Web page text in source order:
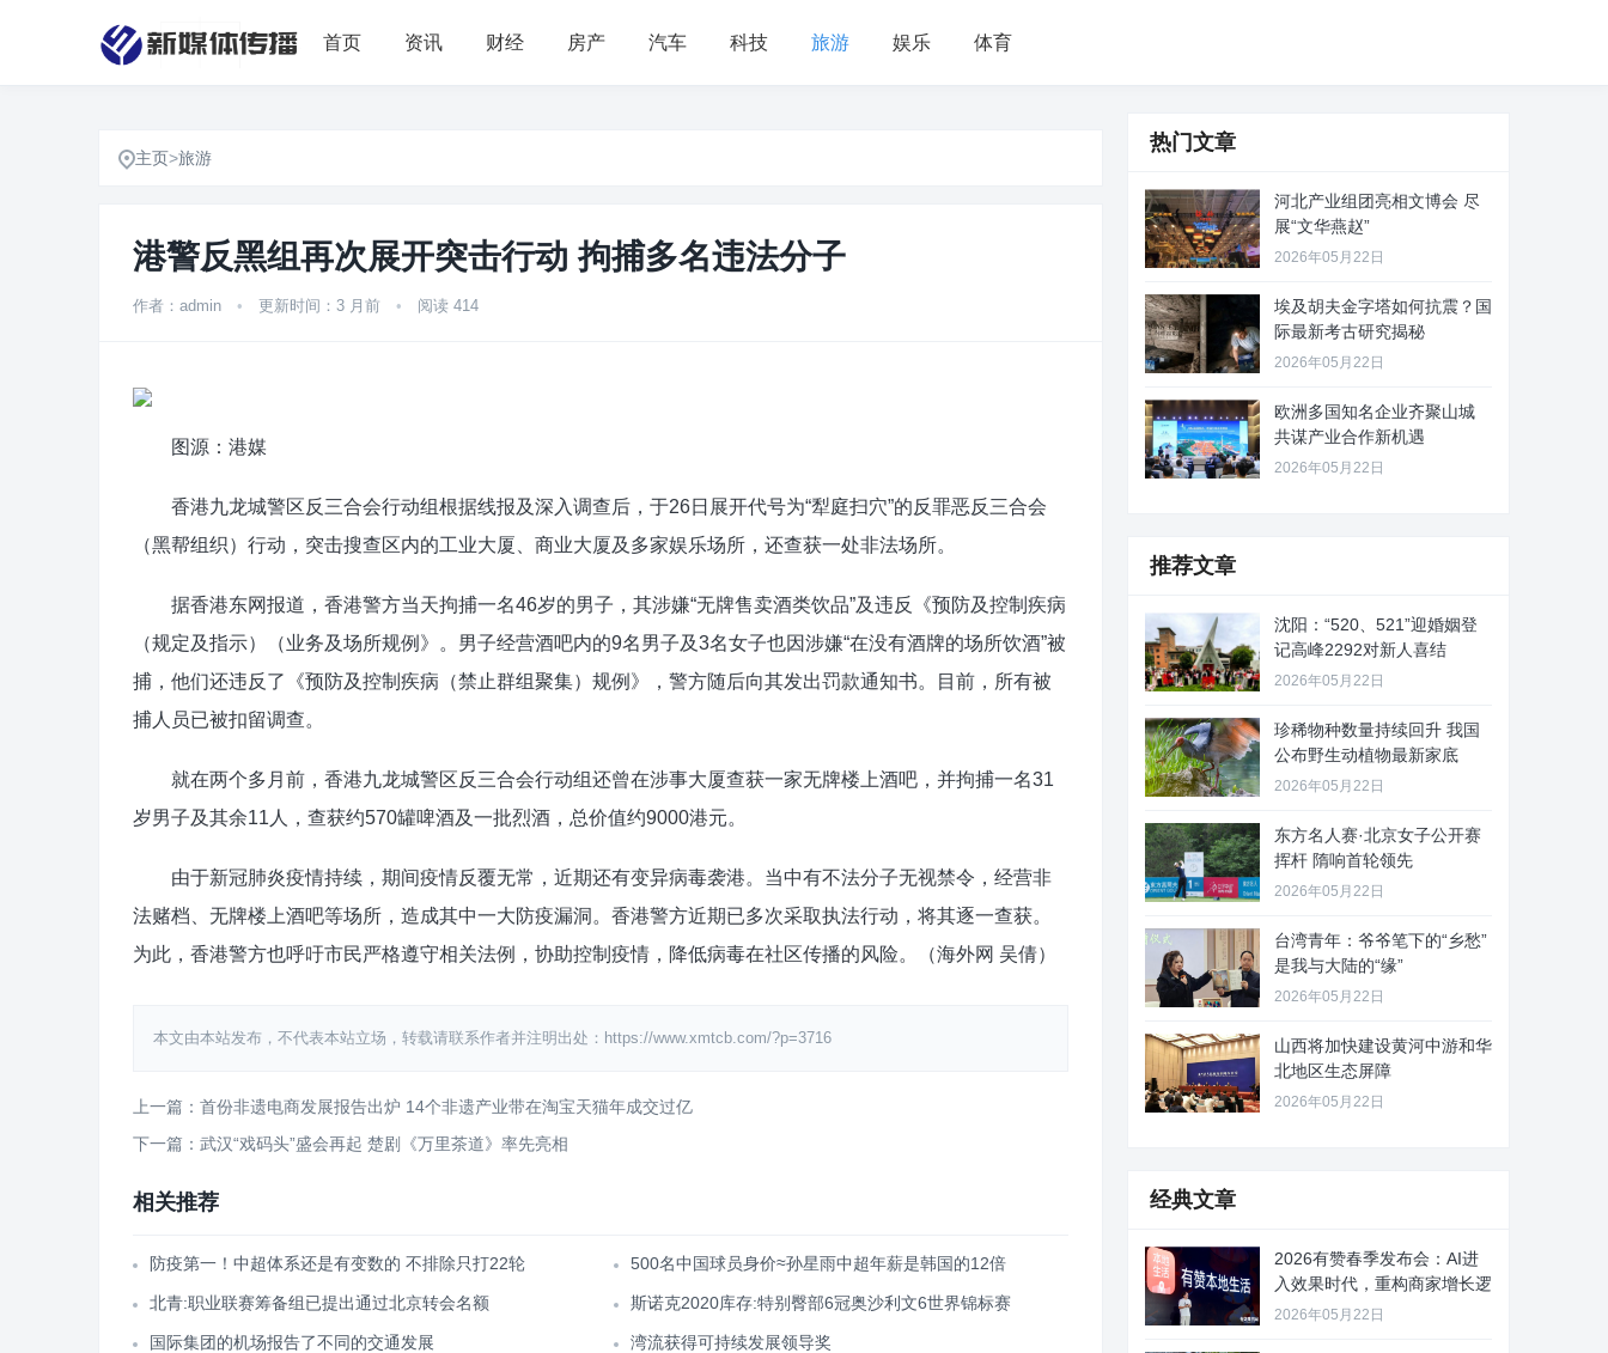
首页 资讯 财经 房产 汽车 科技 旅游 娱乐 体育
主页>旅游
港警反黑组再次展开突击行动 拘捕多名违法分子
作者：admin • 更新时间：3 月前 • 阅读 414
图源：港媒
香港九龙城警区反三合会行动组根据线报及深入调查后，于26日展开代号为“犁庭扫穴”的反罪恶反三合会
（黑帮组织）行动，突击搜查区内的工业大厦、商业大厦及多家娱乐场所，还查获一处非法场所。
据香港东网报道，香港警方当天拘捕一名46岁的男子，其涉嫌“无牌售卖酒类饮品”及违反《预防及控制疾病
（规定及指示）（业务及场所规例》。男子经营酒吧内的9名男子及3名女子也因涉嫌“在没有酒牌的场所饮酒”被
捕，他们还违反了《预防及控制疾病（禁止群组聚集）规例》，警方随后向其发出罚款通知书。目前，所有被
捕人员已被扣留调查。
就在两个多月前，香港九龙城警区反三合会行动组还曾在涉事大厦查获一家无牌楼上酒吧，并拘捕一名31
岁男子及其余11人，查获约570罐啤酒及一批烈酒，总价值约9000港元。
由于新冠肺炎疫情持续，期间疫情反覆无常，近期还有变异病毒袭港。当中有不法分子无视禁令，经营非
法赌档、无牌楼上酒吧等场所，造成其中一大防疫漏洞。香港警方近期已多次采取执法行动，将其逐一查获。
为此，香港警方也呼吁市民严格遵守相关法例，协助控制疫情，降低病毒在社区传播的风险。（海外网 吴倩）
本文由本站发布，不代表本站立场，转载请联系作者并注明出处：https://www.xmtcb.com/?p=3716
上一篇：首份非遗电商发展报告出炉 14个非遗产业带在淘宝天猫年成交过亿
下一篇：武汉“戏码头”盛会再起 楚剧《万里茶道》率先亮相
相关推荐
防疫第一！中超体系还是有变数的 不排除只打22轮 500名中国球员身价≈孙星雨中超年薪是韩国的12倍
北青:职业联赛筹备组已提出通过北京转会名额 斯诺克2020库存:特别臀部6冠奥沙利文6世界锦标赛
国际集团的机场报告了不同的交通发展 湾流获得可持续发展领导奖
热门文章
河北产业组团亮相文博会 尽
展“文华燕赵”
2026年05月22日
埃及胡夫金字塔如何抗震？国
际最新考古研究揭秘
2026年05月22日
欧洲多国知名企业齐聚山城
共谋产业合作新机遇
2026年05月22日
推荐文章
沈阳：“520、521”迎婚姻登
记高峰2292对新人喜结
2026年05月22日
珍稀物种数量持续回升 我国
公布野生动植物最新家底
2026年05月22日
东方名人赛·北京女子公开赛
挥杆 隋响首轮领先
2026年05月22日
台湾青年：爷爷笔下的“乡愁”
是我与大陆的“缘”
2026年05月22日
山西将加快建设黄河中游和华
北地区生态屏障
2026年05月22日
经典文章
2026有赞春季发布会：AI进
入效果时代，重构商家增长逻
2026年05月22日